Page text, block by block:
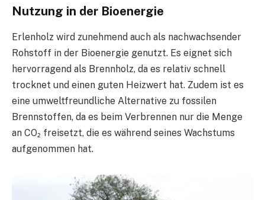
Nutzung in der Bioenergie
Erlenholz wird zunehmend auch als nachwachsender
Rohstoff in der Bioenergie genutzt. Es eignet sich
hervorragend als Brennholz, da es relativ schnell
trocknet und einen guten Heizwert hat. Zudem ist es
eine umweltfreundliche Alternative zu fossilen
Brennstoffen, da es beim Verbrennen nur die Menge
an CO₂ freisetzt, die es während seines Wachstums
aufgenommen hat.